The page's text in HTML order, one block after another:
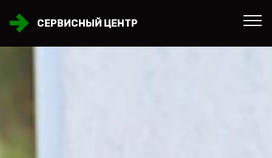
СЕРВИСНЫЙ ЦЕНТР